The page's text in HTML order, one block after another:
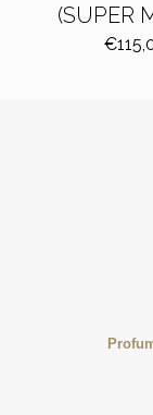
(SUPER
€